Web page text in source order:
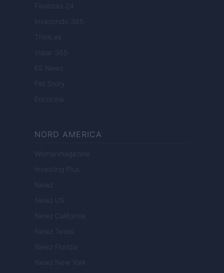
Finanzas 24
Investindo 365
Think.es
Viajar 365
ES Newz
Pet Story
Encocina
NORD AMERICA
Womanmagazine
Investing Plus
Newz
Newz US
Newz California
Newz Texas
Newz Florida
Newz New York